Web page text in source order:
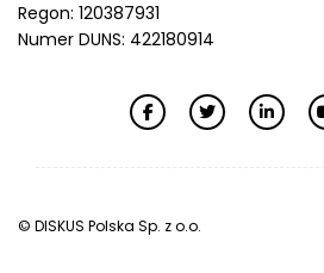
Regon: 120387931
Numer DUNS: 422180914
© DISKUS Polska Sp. z o.o.